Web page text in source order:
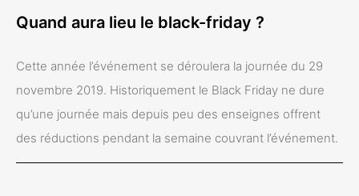
Quand aura lieu le black-friday ?
Cette année l’événement se déroulera la journée du 29
novembre 2019. Historiquement le Black Friday ne dure
qu’une journée mais depuis peu des enseignes offrent
des réductions pendant la semaine couvrant l’événement.